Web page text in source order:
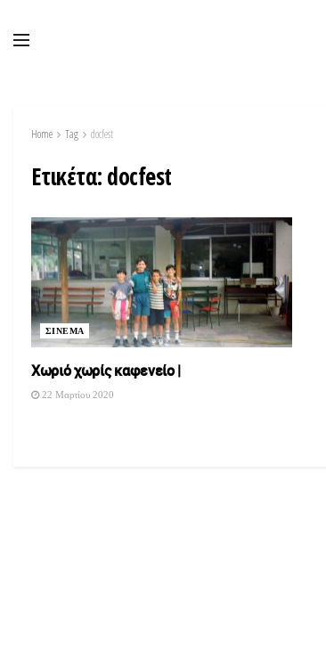
Home Tag docfest
Ετικέτα:docfest
ΣΙΝΕΜΑ
Χωριό χωρίς καφενείο |
22 Μαρτίου 2020